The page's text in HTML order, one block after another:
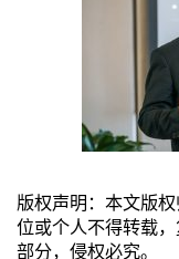
版权声明：本文版
位或个人不得转载
部分，侵权必究。